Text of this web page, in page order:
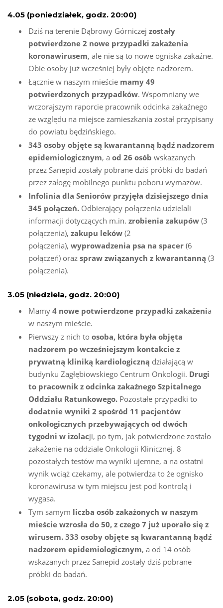
4.05 (poniedziałek, godz. 20:00)
Dziś na terenie Dąbrowy Górniczej zostały
potwierdzone 2 nowe przypadki zakażenia
koronawirusem, ale nie są to nowe ogniska zakaźne.
Obie osoby już wcześniej były objęte nadzorem.
Łącznie w naszym mieście mamy 49
potwierdzonych przypadków. Wspomniany we
wczorajszym raporcie pracownik odcinka zakaźnego
ze względu na miejsce zamieszkania został przypisany
do powiatu będzińskiego.
343 osoby objęte są kwarantanną bądź nadzorem
epidemiologicznym, a od 26 osób wskazanych
przez Sanepid zostały pobrane dziś próbki do badań
przez załogę mobilnego punktu poboru wymazów.
Infolinia dla Seniorów przyjęła dzisiejszego dnia
345 połączeń. Odbierający połączenia udzielali
informacji dotyczących m.in. zrobienia zakupów (3
połączenia), zakupu leków (2
połączenia), wyprowadzenia psa na spacer (6
połączeń) oraz spraw związanych z kwarantanną (3
połączenia).
3.05 (niedziela, godz. 20:00)
Mamy 4 nowe potwierdzone przypadki zakażenia
w naszym mieście.
Pierwszy z nich to osoba, która była objęta
nadzorem po wcześniejszym kontakcie z
prywatną kliniką kardiologiczną działającą w
budynku Zagłębiowskiego Centrum Onkologii. Drugi
to pracownik z odcinka zakaźnego Szpitalnego
Oddziału Ratunkowego. Pozostałe przypadki to
dodatnie wyniki 2 spośród 11 pacjentów
onkologicznych przebywających od dwóch
tygodni w izolacji, po tym, jak potwierdzone zostało
zakażenie na oddziale Onkologii Klinicznej. 8
pozostałych testów ma wyniki ujemne, a na ostatni
wynik wciąż czekamy, ale potwierdza to że ognisko
koronawirusa w tym miejscu jest pod kontrolą i
wygasa.
Tym samym liczba osób zakażonych w naszym
mieście wzrosła do 50, z czego 7 już uporało się z
wirusem. 333 osoby objęte są kwarantanną bądź
nadzorem epidemiologicznym, a od 14 osób
wskazanych przez Sanepid zostały dziś pobrane
próbki do badań.
2.05 (sobota, godz. 20:00)